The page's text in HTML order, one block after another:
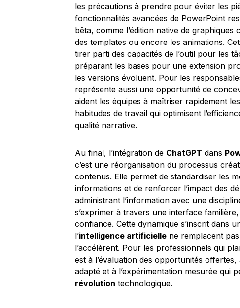
les précautions à prendre pour éviter les
fonctionnalités avancées de PowerPoint
bêta, comme l’édition native de
des templates ou encore les animations.
tirer parti des capacités de l’outil pour les
préparant les bases pour une extension
les versions évoluent. Pour les
représente aussi une opportunité de
aident les équipes à maîtriser rapidement
habitudes de travail qui optimisent
qualité narrative.
Au final, l’intégration de ChatGPT dans
c’est une réorganisation du processus
contenus. Elle permet de standardiser les
informations et de renforcer l’impact des
administrant l’information avec une
s’exprimer à travers une interface
confiance. Cette dynamique s’inscrit dans
l’intelligence artificielle ne remplacent
l’accélèrent. Pour les professionnels qui
est à l’évaluation des opportunités
adapté et à l’expérimentation mesurée qui
révolution technologique.